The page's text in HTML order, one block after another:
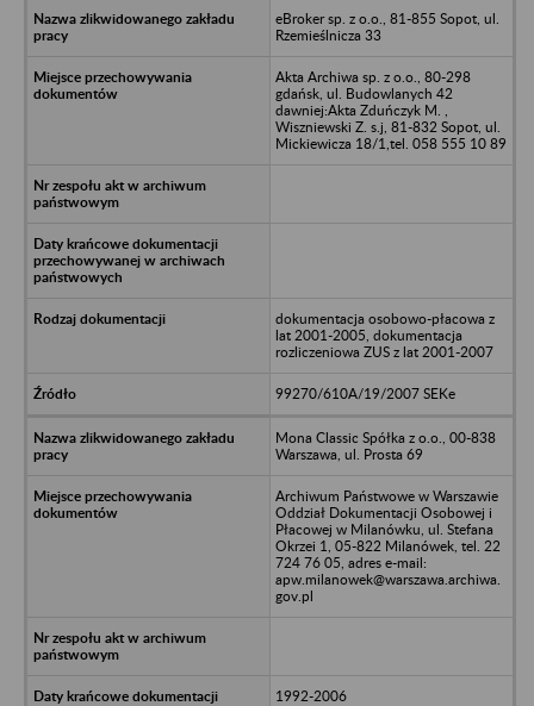
eBroker sp. z o.o., 81-855 Sopot, ul.
Rzemieślnicza 33
Akta Archiwa sp. z o.o., 80-298
gdańsk, ul. Budowlanych 42
dawniej:Akta Zduńczyk M. ,
Wiszniewski Z. s.j, 81-832 Sopot, ul.
Mickiewicza 18/1,tel. 058 555 10 89
dokumentacja osobowo-płacowa z
lat 2001-2005, dokumentacja
rozliczeniowa ZUS z lat 2001-2007
99270/610A/19/2007 SEKe
Mona Classic Spółka z o.o., 00-838
Warszawa, ul. Prosta 69
Archiwum Państwowe w Warszawie
Oddział Dokumentacji Osobowej i
Płacowej w Milanówku, ul. Stefana
Okrzei 1, 05-822 Milanówek, tel. 22
724 76 05, adres e-mail:
apw.milanowek@warszawa.archiwa.
gov.pl
1992-2006